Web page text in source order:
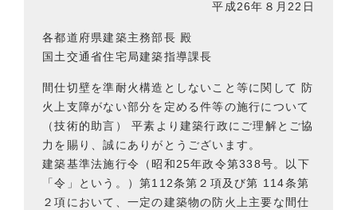
平成26年８月22日
各都道府県建築主務部長 殿
国土交通省住宅局建築指導課長
間仕切壁を準耐火構造としないこと等に関して 防
火上支障がない部分を定める件等の施行について
（技術的助言） 平素より建築行政にご理解とご協
力を賜り、誠にありがとうございます。
建築基準法施行令（昭和25年政令第338号。以下
「令」という。）第112条第２項及び第 114条第
２項において、一定の建築物の防火上主要な間仕